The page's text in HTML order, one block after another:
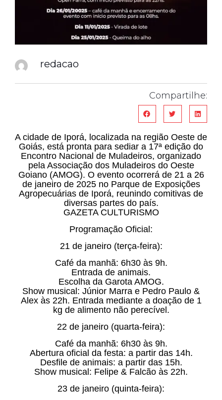
redacao
Compartilhe:
A cidade de Iporá, localizada na região Oeste de
Goiás, está pronta para sediar a 17ª edição do
Encontro Nacional de Muladeiros, organizado
pela Associação dos Muladeiros do Oeste
Goiano (AMOG). O evento ocorrerá de 21 a 26
de janeiro de 2025 no Parque de Exposições
Agropecuárias de Iporá, reunindo comitivas de
diversas partes do país.
GAZETA CULTURISMO
Programação Oficial:
21 de janeiro (terça-feira):
Café da manhã: 6h30 às 9h.
Entrada de animais.
Escolha da Garota AMOG.
Show musical: Júnior Marra e Pedro Paulo &
Alex às 22h. Entrada mediante a doação de 1
kg de alimento não perecível.
22 de janeiro (quarta-feira):
Café da manhã: 6h30 às 9h.
Abertura oficial da festa: a partir das 14h.
Desfile de animais: a partir das 15h.
Show musical: Felipe & Falcão às 22h.
23 de janeiro (quinta-feira):